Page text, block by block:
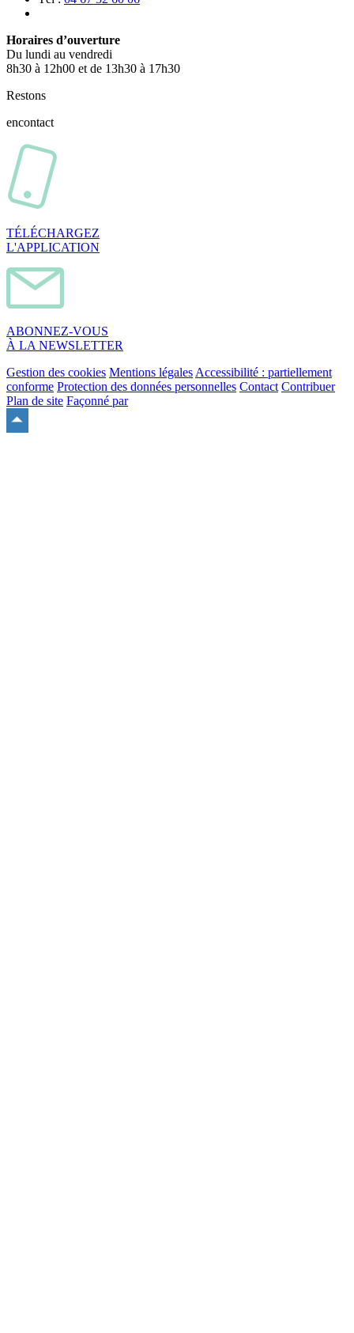
Horaires d’ouverture
Du lundi au vendredi
8h30 à 12h00 et de 13h30 à 17h30
Restons
encontact
TÉLÉCHARGEZ
L'APPLICATION
ABONNEZ-VOUS
À LA NEWSLETTER
Gestion des cookies Mentions légales Accessibilité : partiellement
conforme Protection des données personnelles Contact Contribuer
Plan de site Façonné par